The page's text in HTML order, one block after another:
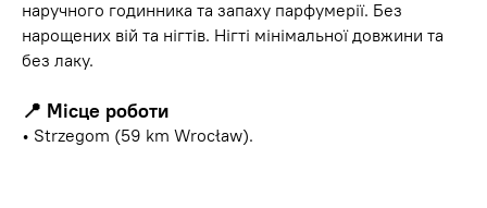
наручного годинника та запаху парфумерії. Без
нарощених вій та нігтів. Нігті мінімальної довжини та
без лаку.
📍 Місце роботи
• Strzegom (59 km Wrocław).